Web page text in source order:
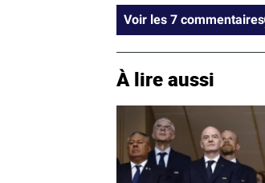
Voir les 7 commentaires
À lire aussi